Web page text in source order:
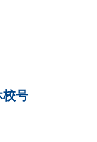
号